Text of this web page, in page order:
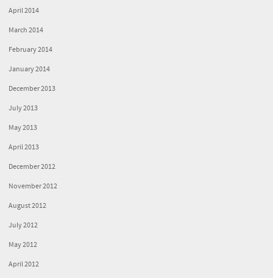
April 2014
March 2014
February 2014
January 2014
December 2013
July 2013
May 2013
April 2013
December 2012
November 2012
August 2012
July 2012
May 2012
April 2012